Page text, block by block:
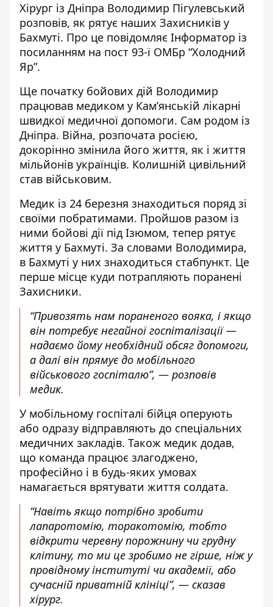
Хірург із Дніпра Володимир Пігулевський
розповів, як рятує наших Захисників у
Бахмуті. Про це повідомляє Інформатор із
посиланням на пост 93-ї ОМБр “Холодний
Яр”.
Ще початку бойових дій Володимир
працював медиком у Кам’янській лікарні
швидкої медичної допомоги. Сам родом із
Дніпра. Війна, розпочата росією,
докорінно змінила його життя, як і життя
мільйонів українців. Колишній цивільний
став військовим.
Медик із 24 березня знаходиться поряд зі
своїми побратимами. Пройшов разом із
ними бойові дії під Ізюмом, тепер рятує
життя у Бахмуті. За словами Володимира,
в Бахмуті у них знаходиться стабпункт. Це
перше місце куди потрапляють поранені
Захисники.
“Привозять нам пораненого вояка, і якщо
він потребує негайної госпіталізації —
надаємо йому необхідний обсяг допомоги,
а далі він прямує до мобільного
військового госпіталю”, — розповів
медик.
У мобільному госпіталі бійця оперують
або одразу відправляють до спеціальних
медичних закладів. Також медик додав,
що команда працює злагоджено,
професійно і в будь-яких умовах
намагається врятувати життя солдата.
“Навіть якщо потрібно зробити
лапаротомію, торакотомію, тобто
відкрити черевну порожнину чи грудну
клітину, то ми це зробимо не гірше, ніж у
провідному інституті чи академії, або
сучасній приватній клініці”, — сказав
хірург.